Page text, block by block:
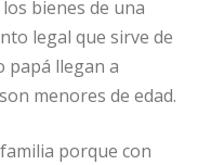
bienes de una
legal que sirve de
papá llegan a
menores de edad.
porque con